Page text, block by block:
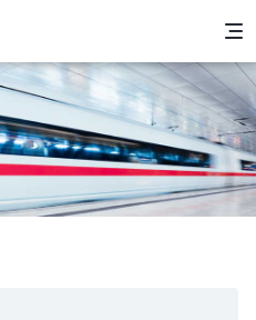
Rauxel Hbf